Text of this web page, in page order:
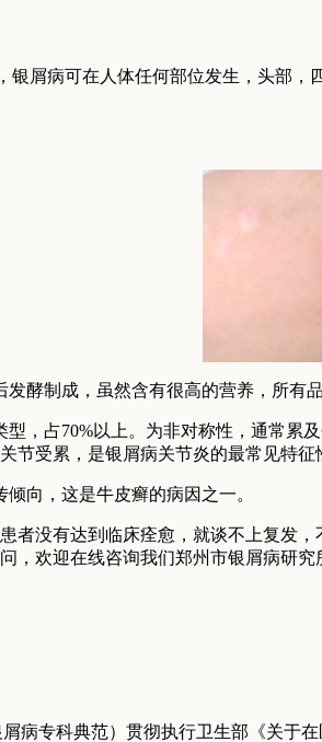
屑病可在人体任何部位发生，头部
酵制成，虽然含有很高的营养，所有
，占70%以上。为非对称性，通常累
节受累，是银屑病关节炎的最常见特征
倾向，这是牛皮癣的病因之一。
没有达到临床痊愈，就谈不上复发
，欢迎在线咨询我们郑州市银屑病研究
病专科典范）贯彻执行卫生部《关于